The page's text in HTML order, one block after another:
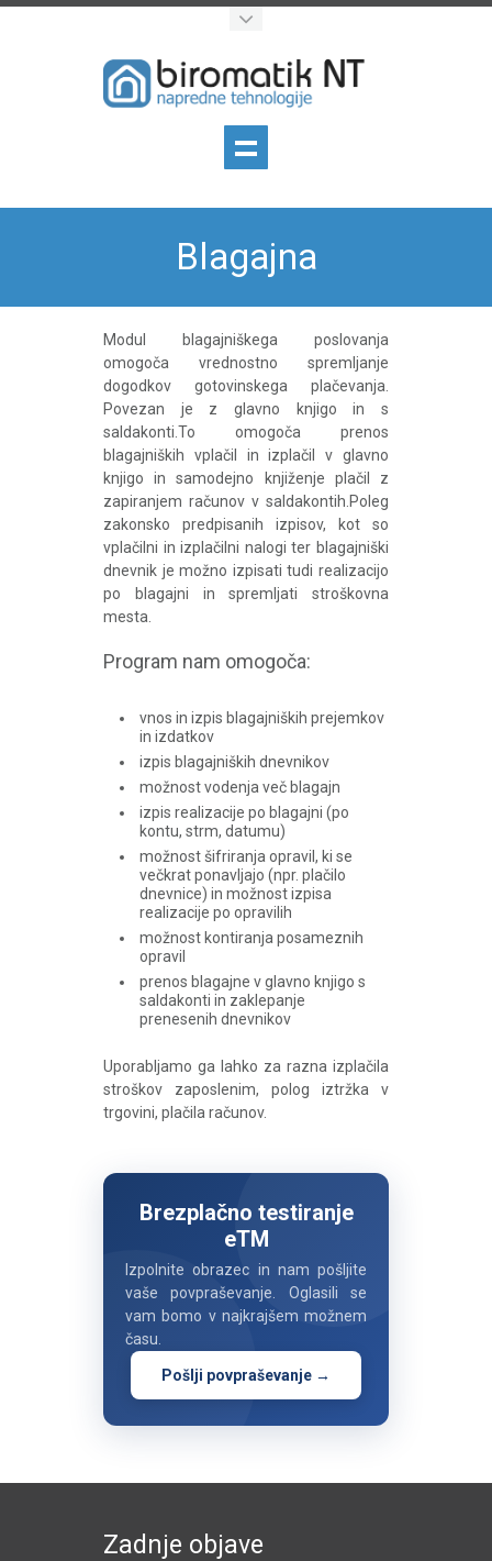
Blagajna
Modul blagajniškega poslovanja
omogoča vrednostno spremljanje
dogodkov gotovinskega plačevanja.
Povezan je z glavno knjigo in s
saldakonti.To omogoča prenos
blagajniških vplačil in izplačil v glavno
knjigo in samodejno knjiženje plačil z
zapiranjem računov v saldakontih.Poleg
zakonsko predpisanih izpisov, kot so
vplačilni in izplačilni nalogi ter blagajniški
dnevnik je možno izpisati tudi realizacijo
po blagajni in spremljati stroškovna
mesta.
Program nam omogoča:
vnos in izpis blagajniških prejemkov
in izdatkov
izpis blagajniških dnevnikov
možnost vodenja več blagajn
izpis realizacije po blagajni (po
kontu, strm, datumu)
možnost šifriranja opravil, ki se
večkrat ponavljajo (npr. plačilo
dnevnice) in možnost izpisa
realizacije po opravilih
možnost kontiranja posameznih
opravil
prenos blagajne v glavno knjigo s
saldakonti in zaklepanje
prenesenih dnevnikov
Uporabljamo ga lahko za razna izplačila
stroškov zaposlenim, polog iztržka v
trgovini, plačila računov.
Brezplačno testiranje
eTM
Izpolnite obrazec in nam pošljite
vaše povpraševanje. Oglasili se
vam bomo v najkrajšem možnem
času.
Pošlji povpraševanje →
Zadnje objave